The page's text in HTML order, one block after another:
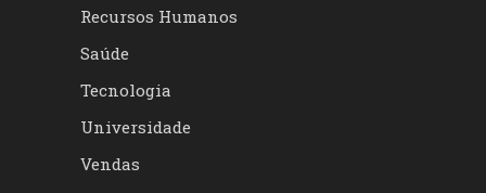
Recursos Humanos
Saúde
Tecnologia
Universidade
Vendas